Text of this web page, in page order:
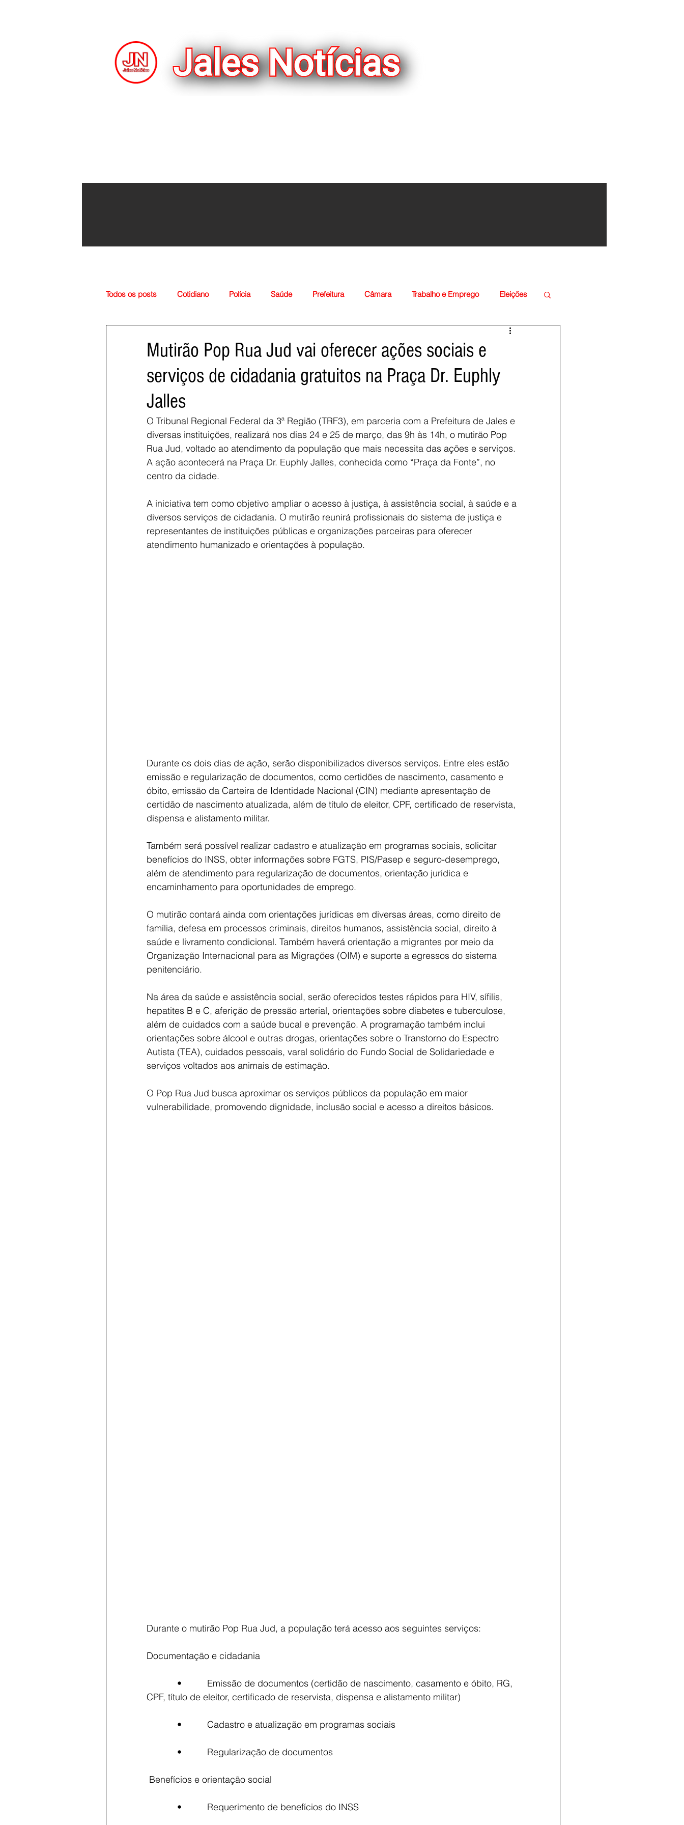
Voltar
Todos os posts Cotidiano Polícia Saúde Prefeitura Câmara Trabalho e Emprego Eleições
Mutirão Pop Rua Jud vai oferecer ações sociais e
serviços de cidadania gratuitos na Praça Dr. Euphly
Jalles
O Tribunal Regional Federal da 3ª Região (TRF3), em parceria com a Prefeitura de Jales e
diversas instituições, realizará nos dias 24 e 25 de março, das 9h às 14h, o mutirão Pop
Rua Jud, voltado ao atendimento da população que mais necessita das ações e serviços.
A ação acontecerá na Praça Dr. Euphly Jalles, conhecida como “Praça da Fonte”, no
centro da cidade.
A iniciativa tem como objetivo ampliar o acesso à justiça, à assistência social, à saúde e a
diversos serviços de cidadania. O mutirão reunirá profissionais do sistema de justiça e
representantes de instituições públicas e organizações parceiras para oferecer
atendimento humanizado e orientações à população.
Durante os dois dias de ação, serão disponibilizados diversos serviços. Entre eles estão
emissão e regularização de documentos, como certidões de nascimento, casamento e
óbito, emissão da Carteira de Identidade Nacional (CIN) mediante apresentação de
certidão de nascimento atualizada, além de título de eleitor, CPF, certificado de reservista,
dispensa e alistamento militar.
Também será possível realizar cadastro e atualização em programas sociais, solicitar
benefícios do INSS, obter informações sobre FGTS, PIS/Pasep e seguro-desemprego,
além de atendimento para regularização de documentos, orientação jurídica e
encaminhamento para oportunidades de emprego.
O mutirão contará ainda com orientações jurídicas em diversas áreas, como direito de
família, defesa em processos criminais, direitos humanos, assistência social, direito à
saúde e livramento condicional. Também haverá orientação a migrantes por meio da
Organização Internacional para as Migrações (OIM) e suporte a egressos do sistema
penitenciário.
Na área da saúde e assistência social, serão oferecidos testes rápidos para HIV, sífilis,
hepatites B e C, aferição de pressão arterial, orientações sobre diabetes e tuberculose,
além de cuidados com a saúde bucal e prevenção. A programação também inclui
orientações sobre álcool e outras drogas, orientações sobre o Transtorno do Espectro
Autista (TEA), cuidados pessoais, varal solidário do Fundo Social de Solidariedade e
serviços voltados aos animais de estimação.
O Pop Rua Jud busca aproximar os serviços públicos da população em maior
vulnerabilidade, promovendo dignidade, inclusão social e acesso a direitos básicos.
Durante o mutirão Pop Rua Jud, a população terá acesso aos seguintes serviços:
Documentação e cidadania
CPF, título de eleitor, certificado de reservista, dispensa e alistamento militar)
            •          Cadastro e atualização em programas sociais
            •          Regularização de documentos
Benefícios e orientação social
            •          Requerimento de benefícios do INSS